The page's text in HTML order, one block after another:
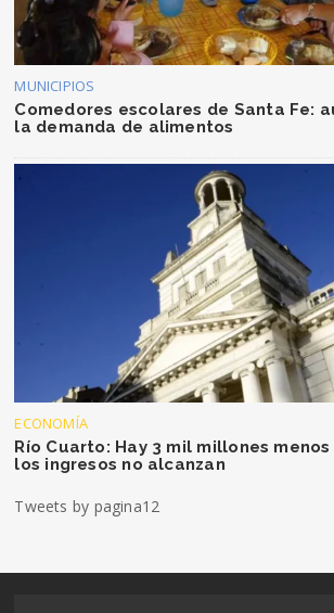
MUNICIPIOS
Comedores escolares de Santa Fe:
la demanda de alimentos
ECONOMÍA
Río Cuarto: Hay 3 mil millones
los ingresos no alcanzan
Tweets by pagina12